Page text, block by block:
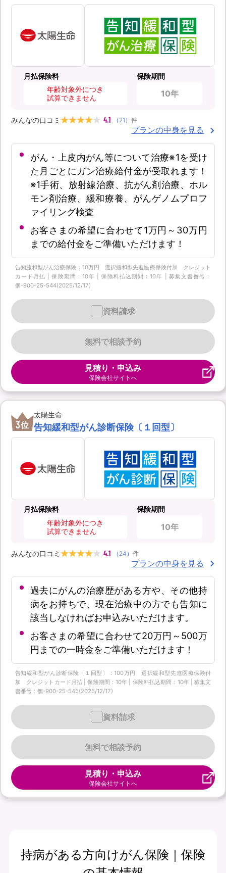
月払保険料
年齢対象外につき
試算できません
保険期間
10年
みんなの口コミ 4.1 （ 21 ） 件
プランの中身を見る
がん・上皮内がん等について治療※1を受け
た月ごとにガン治療給付金が受取れます！
※1手術、放射線治療、抗がん剤治療、ホル
モン剤治療、緩和療養、がんゲノムプロフ
ァイリング検査
お客さまの希望に合わせて1万円～30万円
までの給付金をご準備いただけます！
告知緩和型がん治療保険：10万円 選択緩和型先進医療保険付加 クレジット
カード月払 | 保険期間：10年 | 保険料払込期間：10年 | 募集文書番号：
個-900-25-544(2025/12/17)
無料で相談予約
資料請求
見積り・申込み
保険会社サイトへ
3位
太陽生命
告知緩和型がん診断保険〔１回型〕
月払保険料
年齢対象外につき
試算できません
保険期間
10年
みんなの口コミ 4.1 （ 24 ） 件
プランの中身を見る
過去にがんの治療歴がある方や、その他持
病をお持ちで、現在治療中の方でも告知に
該当しなければお申込みいただけます。
お客さまの希望に合わせて20万円～500万
円までの一時金をご準備いただけます！
告知緩和型がん診断保険〔１回型〕：100万円 選択緩和型先進医療保険付
加 クレジットカード月払 | 保険期間：10年 | 保険料払込期間：10年 | 募集文
書番号：個-900-25-545(2025/12/17)
無料で相談予約
資料請求
見積り・申込み
保険会社サイトへ
持病がある方向けがん保険｜保険